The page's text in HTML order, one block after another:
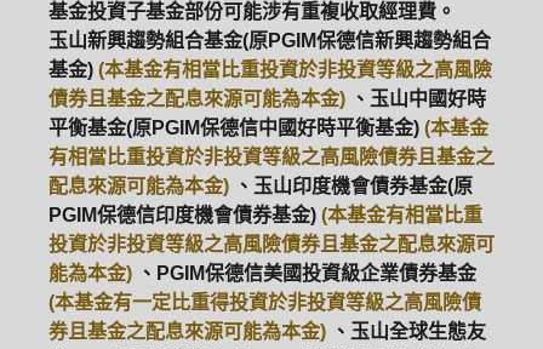
基金投資子基金部份可能涉有重複收取經理費。
玉山新興趨勢組合基金(原PGIM保德信新興趨勢組合
基金) (本基金有相當比重投資於非投資等級之高風險
債券且基金之配息來源可能為本金) 、玉山中國好時
平衡基金(原PGIM保德信中國好時平衡基金) (本基金
有相當比重投資於非投資等級之高風險債券且基金之
配息來源可能為本金) 、玉山印度機會債券基金(原
PGIM保德信印度機會債券基金) (本基金有相當比重
投資於非投資等級之高風險債券且基金之配息來源可
能為本金) 、PGIM保德信美國投資級企業債券基金
(本基金有一定比重得投資於非投資等級之高風險債
券且基金之配息來源可能為本金) 、玉山全球生態友